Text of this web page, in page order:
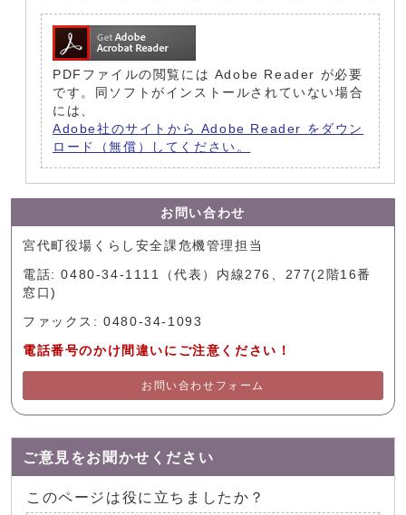
PDFファイルの閲覧には Adobe Reader が必要
です。同ソフトがインストールされていない場合
には、
Adobe社のサイトから Adobe Reader をダウン
ロード（無償）してください。
お問い合わせ
宮代町役場くらし安全課危機管理担当
電話: 0480-34-1111（代表）内線276、277(2階16番
窓口)
ファックス: 0480-34-1093
電話番号のかけ間違いにご注意ください！
お問い合わせフォーム
ご意見をお聞かせください
このページは役に立ちましたか？